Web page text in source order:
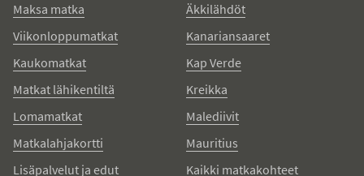
Maksa matka
Viikonloppumatkat
Kaukomatkat
Matkat lähikentiltä
Lomamatkat
Matkalahjakortti
Lisäpalvelut ja edut
Äkkilähdöt
Kanariansaaret
Kap Verde
Kreikka
Malediivit
Mauritius
Kaikki matkakohteet